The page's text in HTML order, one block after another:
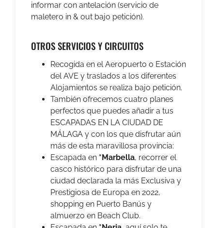
informar con antelación (servicio de
maletero in & out bajo petición).
OTROS SERVICIOS Y CIRCUITOS
Recogida en el Aeropuerto o Estación
del AVE y traslados a los diferentes
Alojamientos se realiza bajo petición.
También ofrecemos cuatro planes
perfectos que puedes añadir a tus
ESCAPADAS EN LA CIUDAD DE
MÁLAGA y con los que disfrutar aún
más de esta maravillosa provincia:
Escapada en *Marbella, recorrer el
casco histórico para disfrutar de una
ciudad declarada la más Exclusiva y
Prestigiosa de Europa en 2022,
shopping en Puerto Banús y
almuerzo en Beach Club.